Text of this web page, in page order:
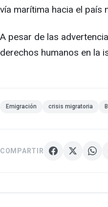
vía marítima hacia el país
A pesar de las
derechos humanos en la
Emigración crisis migratoria
COMPARTIR